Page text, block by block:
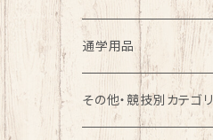
バレーボール部
ソフトテニス部
通学用品
その他・競技別カテゴリ